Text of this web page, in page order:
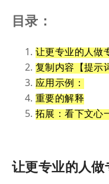
目录：
让更专业的人做
复制内容【提示
应用示例：
重要的解释
拓展：看下文心
让更专业的人做